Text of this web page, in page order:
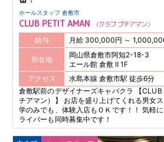
ホールスタッフ 倉敷市
CLUB PETIT AMAN クラブ プチアマン
給与 月給 300,000円 ～
所在地
岡山県倉敷市阿知2-18-3
エール館 倉敷 Ⅱ 1F
アクセス
水島本線 倉敷市駅 徒歩6分
倉敷駅前のデザイナーズキャバクラ 【
チアマン）】 お店を盛り上げてくれる男女
学のみでも、体験入店もＯＫです！！ 気軽
ライバーも同時募集中です！